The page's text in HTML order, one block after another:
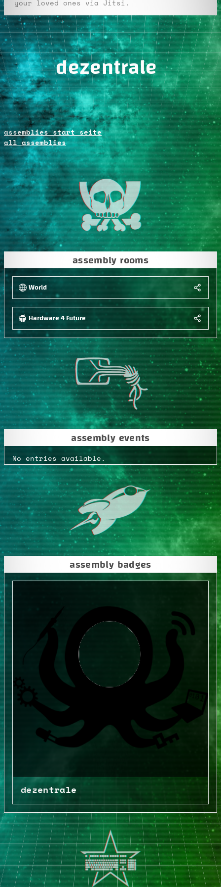
your loved ones via Jitsi.
dezentrale
assemblies start seite
all assemblies
assembly rooms
World
Hardware 4 Future
assembly events
No entries available.
assembly badges
dezentrale